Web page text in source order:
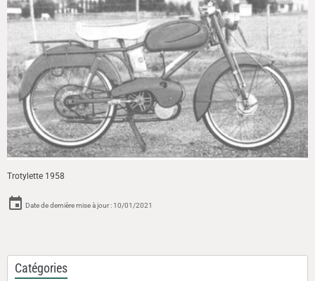
Trotylette 1958
Date de dernière mise à jour : 10/01/2021
Catégories